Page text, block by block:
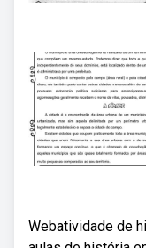
Webatividade de